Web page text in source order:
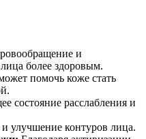
и
более здоровым.
помочь коже стать
состояние расслабления и
улучшение контуров лица.